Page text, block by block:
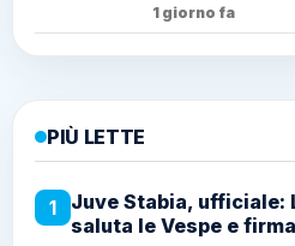
1 giorno fa
PIÙ LETTE
1
Juve Stabia, ufficiale:
saluta le Vespe e